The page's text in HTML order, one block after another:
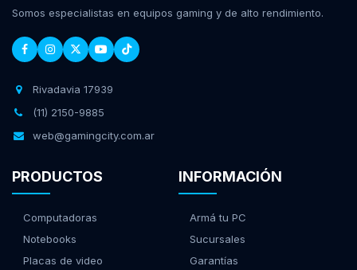
Somos especialistas en equipos gaming y de alto rendimiento.
Rivadavia 17939
(11) 2150-9885
web@gamingcity.com.ar
PRODUCTOS
Computadoras
Notebooks
Placas de video
INFORMACIÓN
Armá tu PC
Sucursales
Garantías